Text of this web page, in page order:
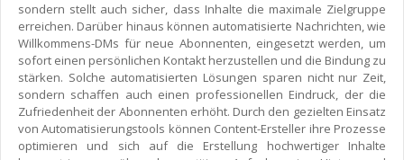
sondern stellt auch sicher, dass Inhalte die maximale Zielgruppe
erreichen. Darüber hinaus können automatisierte Nachrichten, wie
Willkommens-DMs für neue Abonnenten, eingesetzt werden, um
sofort einen persönlichen Kontakt herzustellen und die Bindung zu
stärken. Solche automatisierten Lösungen sparen nicht nur Zeit,
sondern schaffen auch einen professionellen Eindruck, der die
Zufriedenheit der Abonnenten erhöht. Durch den gezielten Einsatz
von Automatisierungstools können Content-Ersteller ihre Prozesse
optimieren und sich auf die Erstellung hochwertiger Inhalte